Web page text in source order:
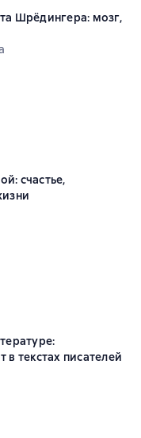
Шрёдингера: мозг,
на основе 29 оценок
счастье,
на основе 145 оценок
в текстах писателей
на основе 3 оценок